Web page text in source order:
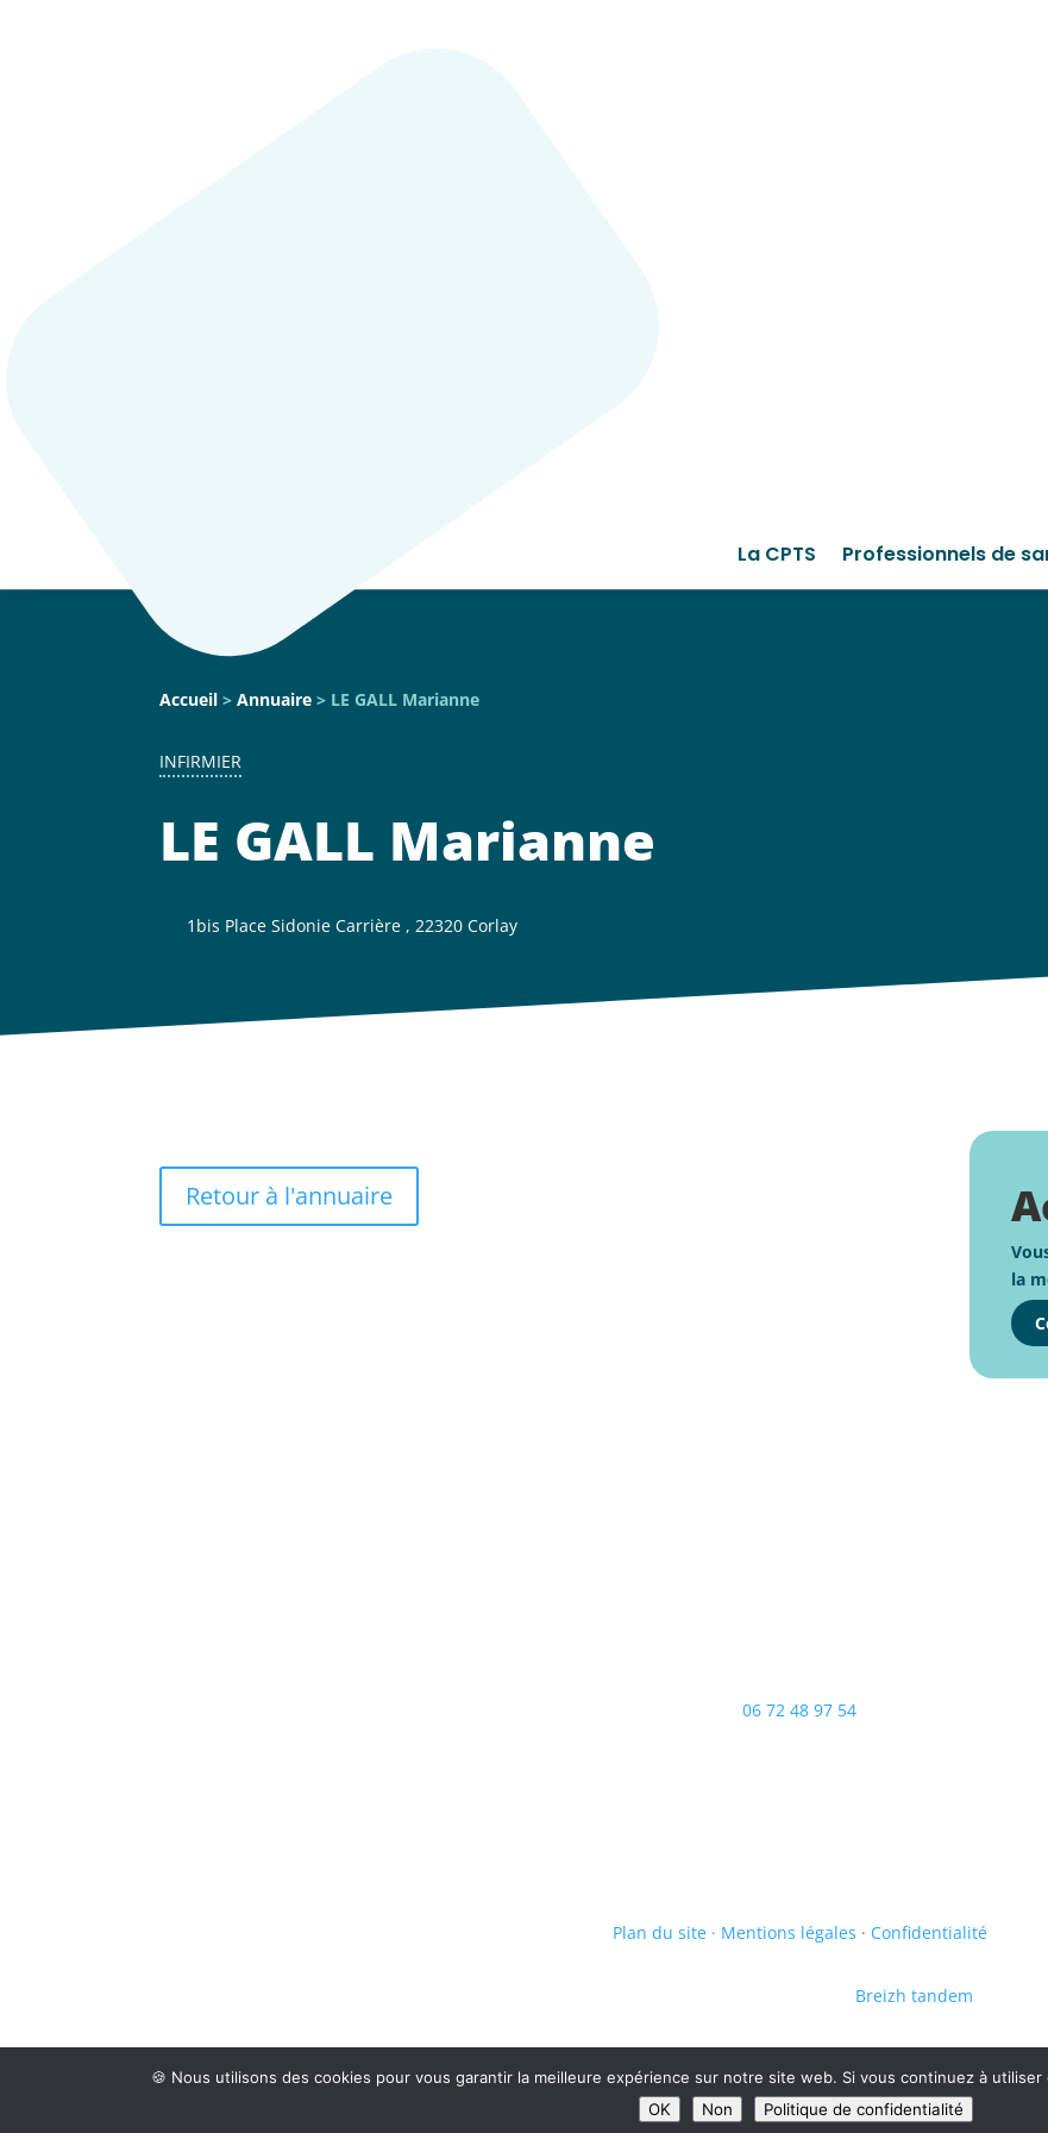
La CPTS Professionnels de
Accueil >Annuaire > LE GALL Marianne
INFIRMIER
LE GALL Marianne
1bis Place Sidonie Carrière , 22320 Corlay
Retour à l'annuaire
la
06 72 48 97 54
Plan du site · Mentions légales · Confidentialité
Breizh tandem
🍪 Nous utilisons des cookies pour vous garantir la meilleure expérience sur notre site web. Si vous continuez à
OK
Non Politique de confidentialité